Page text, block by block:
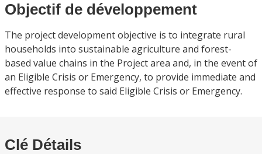
Objectif de développement
The project development objective is to integrate rural
households into sustainable agriculture and forest-
based value chains in the Project area and, in the event of
an Eligible Crisis or Emergency, to provide immediate and
effective response to said Eligible Crisis or Emergency.
Clé Détails